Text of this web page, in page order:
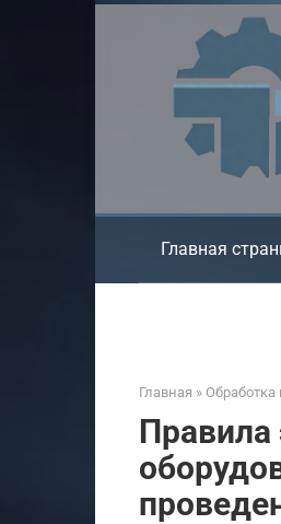
Главная
Главная » Обработка
Правила